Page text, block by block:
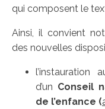
qui composent le
Ainsi, il convient
des nouvelles
l’instauration
d’un Conseil
de l’enfance (